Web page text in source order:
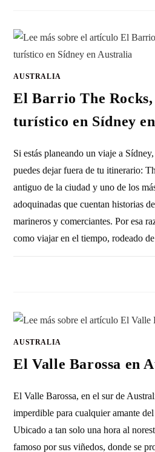
AUSTRALIA
El Barrio The Rocks,
turístico en Sídney
Si estás planeando un viaje a
puedes dejar fuera de tu itinerario:
antiguo de la ciudad y uno de los
adoquinadas que cuentan historias
marineros y comerciantes. Por esa
como viajar en el tiempo, rodeado
AUSTRALIA
El Valle Barossa en
El Valle Barossa, en el sur de
imperdible para cualquier amante
Ubicado a tan solo una hora al
famoso por sus viñedos, donde se